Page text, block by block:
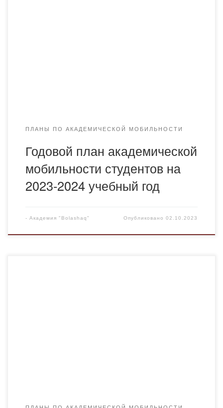
ПЛАНЫ ПО АКАДЕМИЧЕСКОЙ МОБИЛЬНОСТИ
Годовой план академической
мобильности студентов на
2023-2024 учебный год
- Академия "Bolashaq" Опубликовано02.10.2023